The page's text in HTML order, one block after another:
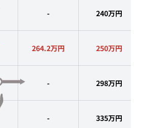
- 240万円
264.2万円 250万円
- 298万円
- 335万円